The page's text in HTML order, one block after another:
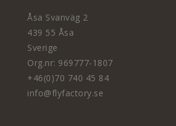
Åsa Svanväg 2
439 55 Åsa
Sverige
Org.nr: 969777-1807
+46(0)70 740 45 84
info@flyfactory.se